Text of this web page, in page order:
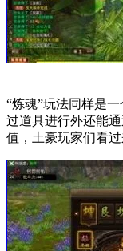
“炼魂”玩法同样是
过道具进行外还能
值，土豪玩家们看过